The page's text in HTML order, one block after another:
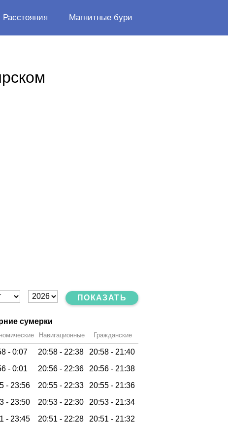
Расстояния Магнитные бури
ПОКАЗАТЬ
сумерки
Навигационные Гражданские
- 0:07 20:58 - 22:38 20:58 - 21:40
- 0:01 20:56 - 22:36 20:56 - 21:38
- 23:56 20:55 - 22:33 20:55 - 21:36
- 23:50 20:53 - 22:30 20:53 - 21:34
- 23:45 20:51 - 22:28 20:51 - 21:32